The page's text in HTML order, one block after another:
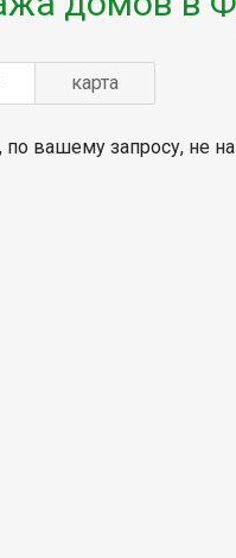
карта
по вашему запросу, не